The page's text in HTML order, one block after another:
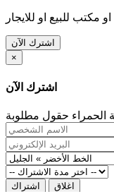
للبيع او للايجار
اشترك الآن
×
اشترك الآن
الحمراء حقول مطلوبة
اشتراك اغلاق